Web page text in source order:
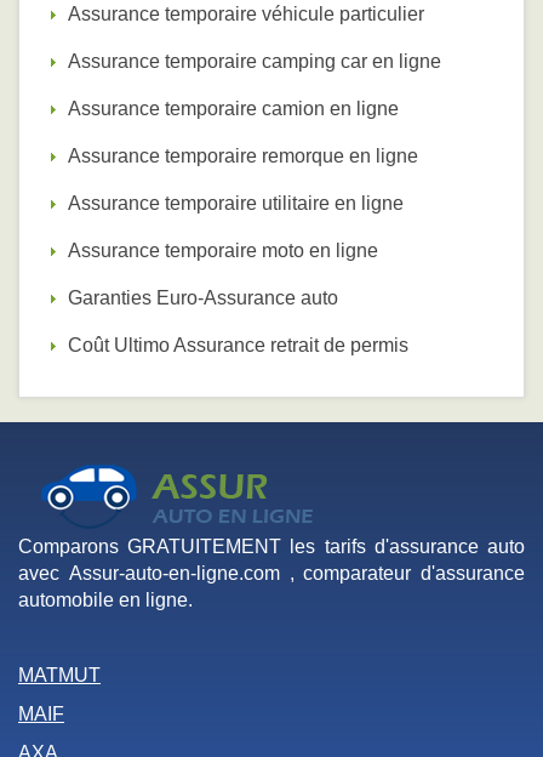
Assurance temporaire véhicule particulier
Assurance temporaire camping car en ligne
Assurance temporaire camion en ligne
Assurance temporaire remorque en ligne
Assurance temporaire utilitaire en ligne
Assurance temporaire moto en ligne
Garanties Euro-Assurance auto
Coût Ultimo Assurance retrait de permis
Comparons GRATUITEMENT les tarifs d'assurance auto
avec Assur-auto-en-ligne.com , comparateur d'assurance
automobile en ligne.
MATMUT
MAIF
AXA